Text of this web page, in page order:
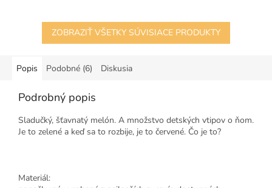
ZOBRAZIŤ VŠETKY SÚVISIACE PRODUKTY
Popis Podobné (6) Diskusia
Podrobný popis
Sladučký, šťavnatý melón. A množstvo detských vtipov o ňom.
Je to zelené a keď sa to rozbije, je to červené. Čo je to?
Materiál: